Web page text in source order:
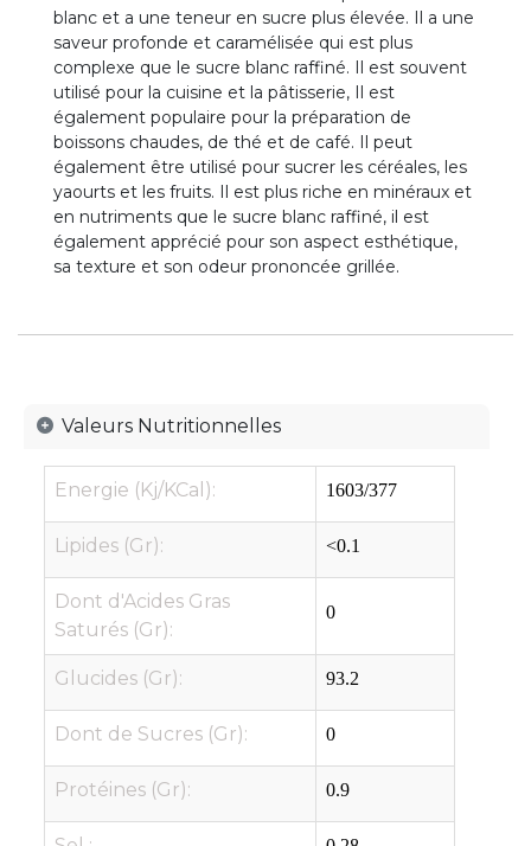
blanc et a une teneur en sucre plus élevée. Il a une
saveur profonde et caramélisée qui est plus
complexe que le sucre blanc raffiné. Il est souvent
utilisé pour la cuisine et la pâtisserie, Il est
également populaire pour la préparation de
boissons chaudes, de thé et de café. Il peut
également être utilisé pour sucrer les céréales, les
yaourts et les fruits. Il est plus riche en minéraux et
en nutriments que le sucre blanc raffiné, il est
également apprécié pour son aspect esthétique,
sa texture et son odeur prononcée grillée.
Valeurs Nutritionnelles
Energie (Kj/KCal): 1603/377
Lipides (Gr): <0.1
Dont d'Acides Gras
Saturés (Gr):
0
Glucides (Gr): 93.2
Dont de Sucres (Gr): 0
Protéines (Gr): 0.9